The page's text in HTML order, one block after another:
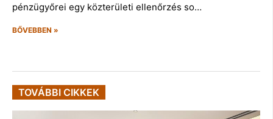
pénzügyőrei egy közterületi ellenőrzés so…
BŐVEBBEN »
TOVÁBBI CIKKEK